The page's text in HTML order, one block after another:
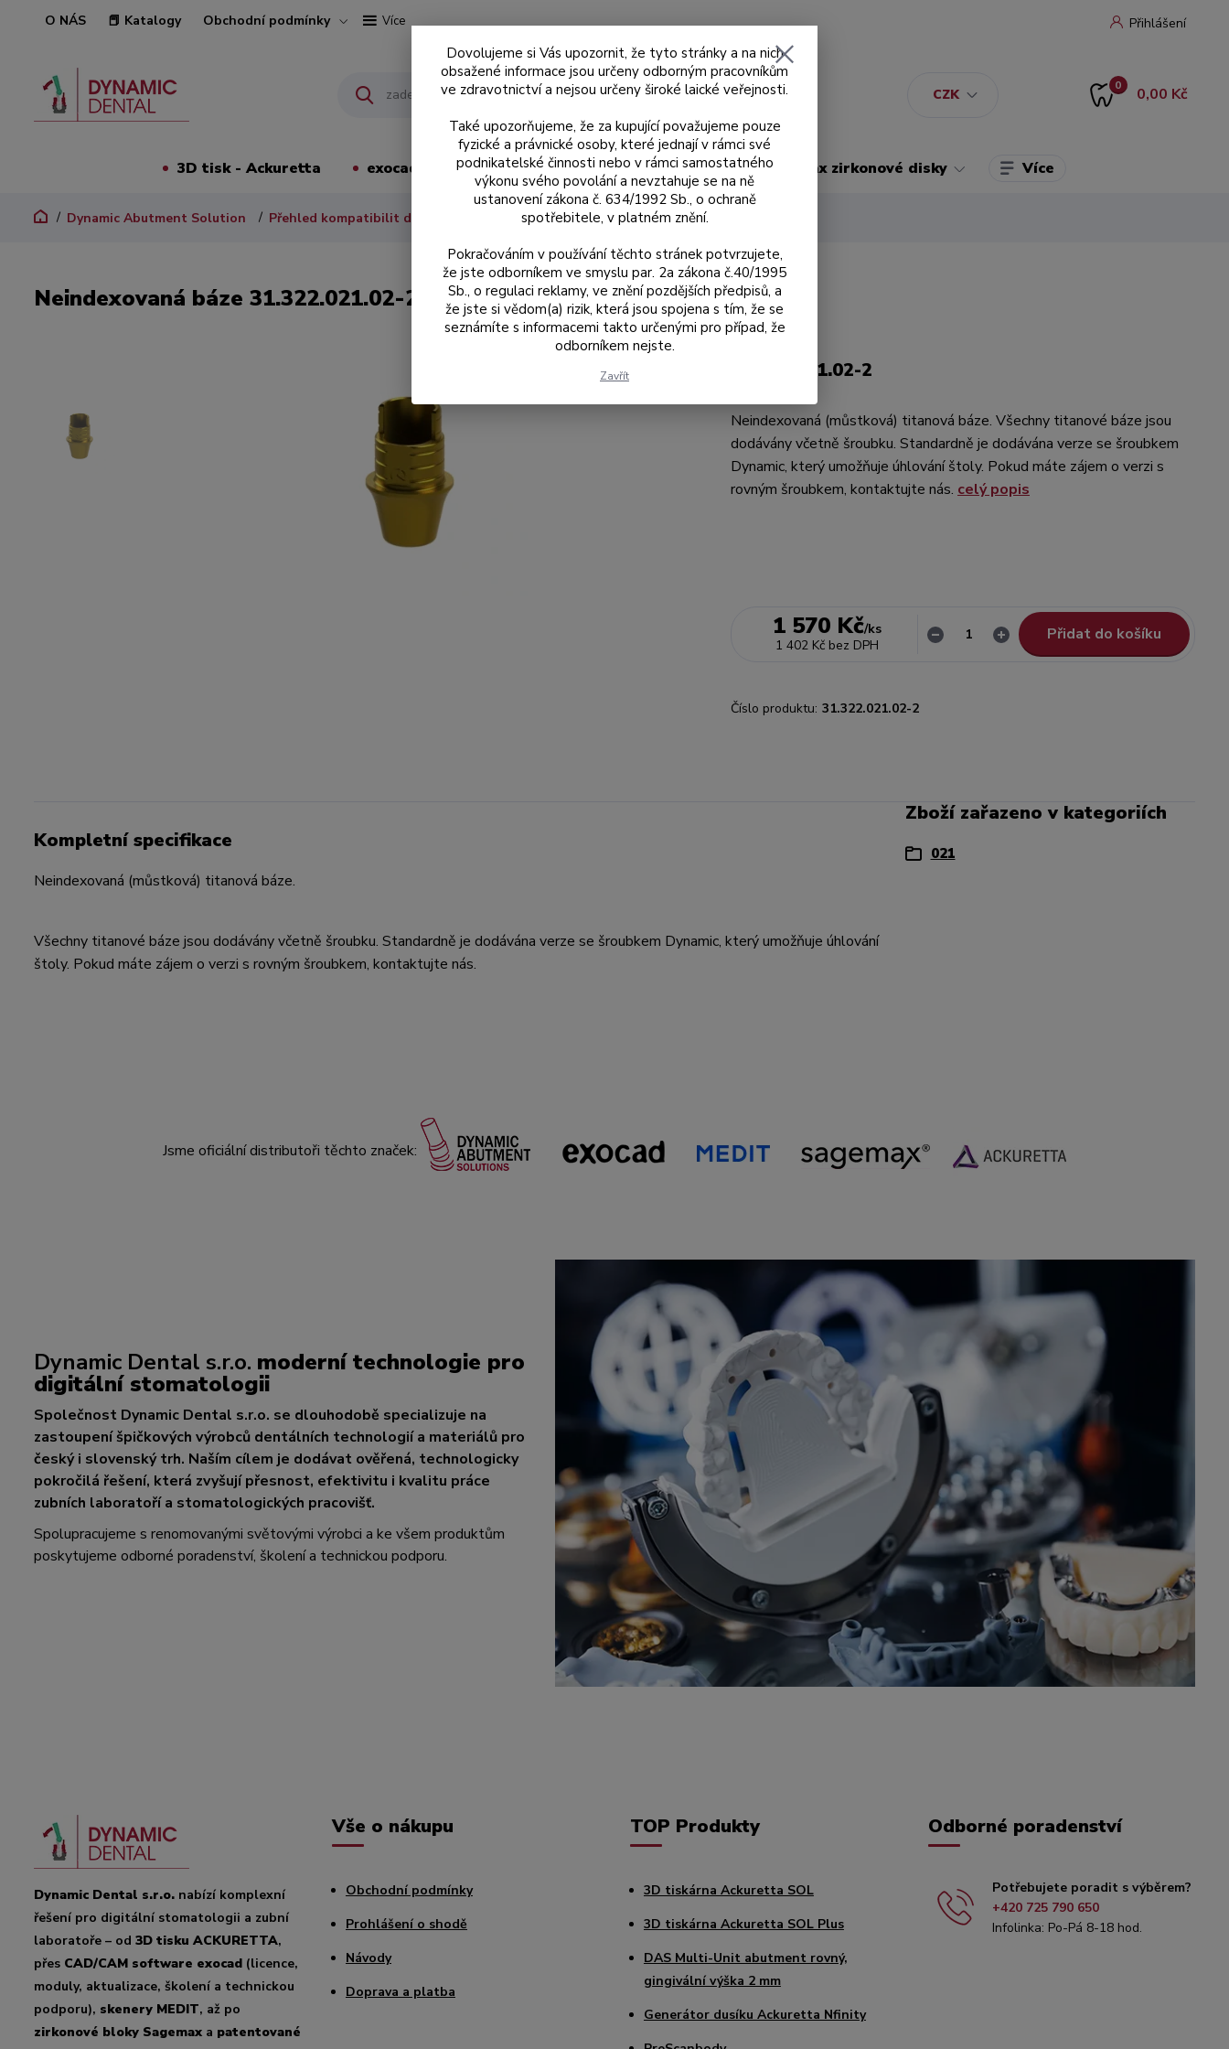
O NÁS 📕 Katalogy Obchodní podmínky Více
CZK
Přihlášení
Hledat 0 0,00 Kč
3D tisk - Ackuretta exocad Skenery MEDIT Sagemax Sagemax zirkonové disky Více
Dynamic Abutment Solution Přehled kompatibilit dle kódů Neindexovaná báze 31.322.021.02-2
Neindexovaná báze 31.322.021.02-2
31.322.021.02-2
Neindexovaná (můstková) titanová báze. Všechny titanové báze jsou
dodávány včetně šroubku. Standardně je dodávána verze se šroubkem
Dynamic, který umožňuje úhlování štoly. Pokud máte zájem o verzi s
rovným šroubkem, kontaktujte nás. celý popis
1 570 Kč/ks
1 402 Kč bez DPH
Přidat do košíku
Číslo produktu: 31.322.021.02-2
Kompletní specifikace
Neindexovaná (můstková) titanová báze.
Všechny titanové báze jsou dodávány včetně šroubku. Standardně je dodávána verze se šroubkem Dynamic, který umožňuje úhlování
štoly. Pokud máte zájem o verzi s rovným šroubkem, kontaktujte nás.
Zboží zařazeno v kategoriích
021
Jsme oficiální distributoři těchto značek:
Dynamic Dental s.r.o. moderní technologie pro
digitální stomatologii
Společnost Dynamic Dental s.r.o. se dlouhodobě specializuje na
zastoupení špičkových výrobců dentálních technologií a materiálů pro
český i slovenský trh. Naším cílem je dodávat ověřená, technologicky
pokročilá řešení, která zvyšují přesnost, efektivitu i kvalitu práce
zubních laboratoří a stomatologických pracovišť.
Spolupracujeme s renomovanými světovými výrobci a ke všem produktům
poskytujeme odborné poradenství, školení a technickou podporu.
Dynamic Dental s.r.o. nabízí komplexní
řešení pro digitální stomatologii a zubní
laboratoře – od 3D tisku ACKURETTA,
přes CAD/CAM software exocad (licence,
moduly, aktualizace, školení a technickou
podporu), skenery MEDIT, až po
zirkonové bloky Sagemax a patentované
Vše o nákupu
Obchodní podmínky
Prohlášení o shodě
Návody
Doprava a platba
TOP Produkty
3D tiskárna Ackuretta SOL
3D tiskárna Ackuretta SOL Plus
DAS Multi-Unit abutment rovný,
gingivální výška 2 mm
Generátor dusíku Ackuretta Nfinity
Odborné poradenství
Potřebujete poradit s výběrem?
+420 725 790 650
Infolinka: Po-Pá 8-18 hod.
Dovolujeme si Vás upozornit, že tyto stránky a na nich
obsažené informace jsou určeny odborným pracovníkům
ve zdravotnictví a nejsou určeny široké laické veřejnosti.
Také upozorňujeme, že za kupující považujeme pouze
fyzické a právnické osoby, které jednají v rámci své
podnikatelské činnosti nebo v rámci samostatného
výkonu svého povolání a nevztahuje se na ně
ustanovení zákona č. 634/1992 Sb., o ochraně
spotřebitele, v platném znění.
Pokračováním v používání těchto stránek potvrzujete,
že jste odborníkem ve smyslu par. 2a zákona č.40/1995
Sb., o regulaci reklamy, ve znění pozdějších předpisů, a
že jste si vědom(a) rizik, která jsou spojena s tím, že se
seznámíte s informacemi takto určenými pro případ, že
odborníkem nejste.
Zavřít